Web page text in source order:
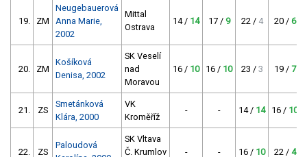
19. ZM
Neugebauerová
Anna Marie,
2002
Mittal
Ostrava
14 / 14 17 / 9 22 / 4 20 / 6
20. ZM
Košíková
Denisa, 2002
SK Veselí
nad
Moravou
16 / 10 16 / 10 23 / 3 19 / 7
21. ZS
Smetánková
Klára, 2000
VK
Kroměříž
- - 14 / 14 16 / 10
22. ZS
Paloudová
SK Vltava
Č. Krumlov
- - 16 / 10 22 / 4